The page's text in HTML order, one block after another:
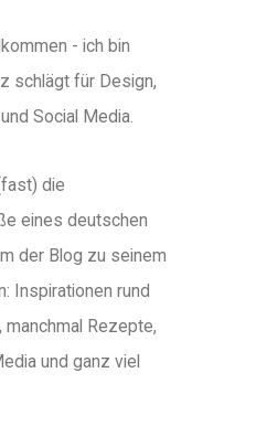
- ich bin
schlägt für Design,
Social Media.
die
eines deutschen
der Blog zu seinem
Inspirationen rund
manchmal Rezepte,
und ganz viel